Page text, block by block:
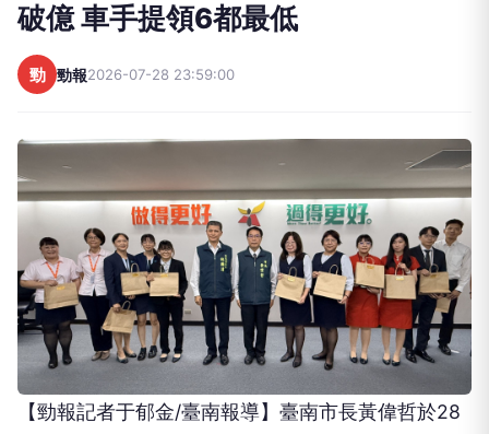
破億 車手提領6都最低
勁 勁報2026-07-28 23:59:00
【勁報記者于郁金/臺南報導】臺南市長黃偉哲於28